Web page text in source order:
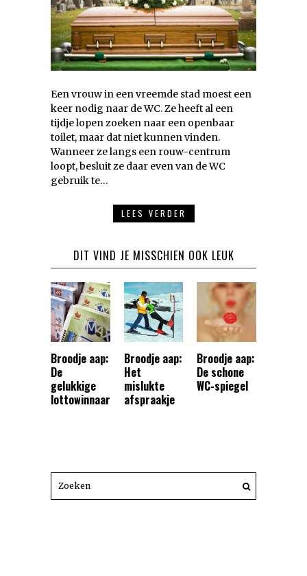
Een vrouw in een vreemde stad moest een
keer nodig naar de WC. Ze heeft al een
tijdje lopen zoeken naar een openbaar
toilet, maar dat niet kunnen vinden.
Wanneer ze langs een rouw-centrum
loopt, besluit ze daar even van de WC
gebruik te…
LEES VERDER
DIT VIND JE MISSCHIEN OOK LEUK
Broodje aap:
De
gelukkige
lottowinnaar
Broodje aap:
Het
mislukte
afspraakje
Broodje aap:
De schone
WC-spiegel